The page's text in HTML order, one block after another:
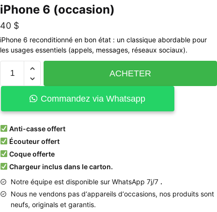
iPhone 6 (occasion)
40 $
iPhone 6 reconditionné en bon état : un classique abordable pour
les usages essentiels (appels, messages, réseaux sociaux).
ACHETER
Commandez via Whatsapp
Anti-casse offert
Écouteur offert
Coque offerte
Chargeur inclus dans le carton.
Notre équipe est disponible sur WhatsApp 7j/7 .
Nous ne vendons pas d‘appareils d‘occasions, nos produits sont
neufs, originals et garantis.